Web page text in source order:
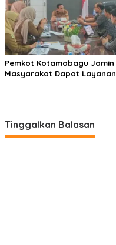
Pemkot Kotamobagu Jamin
Masyarakat Dapat Layanan
Tinggalkan Balasan